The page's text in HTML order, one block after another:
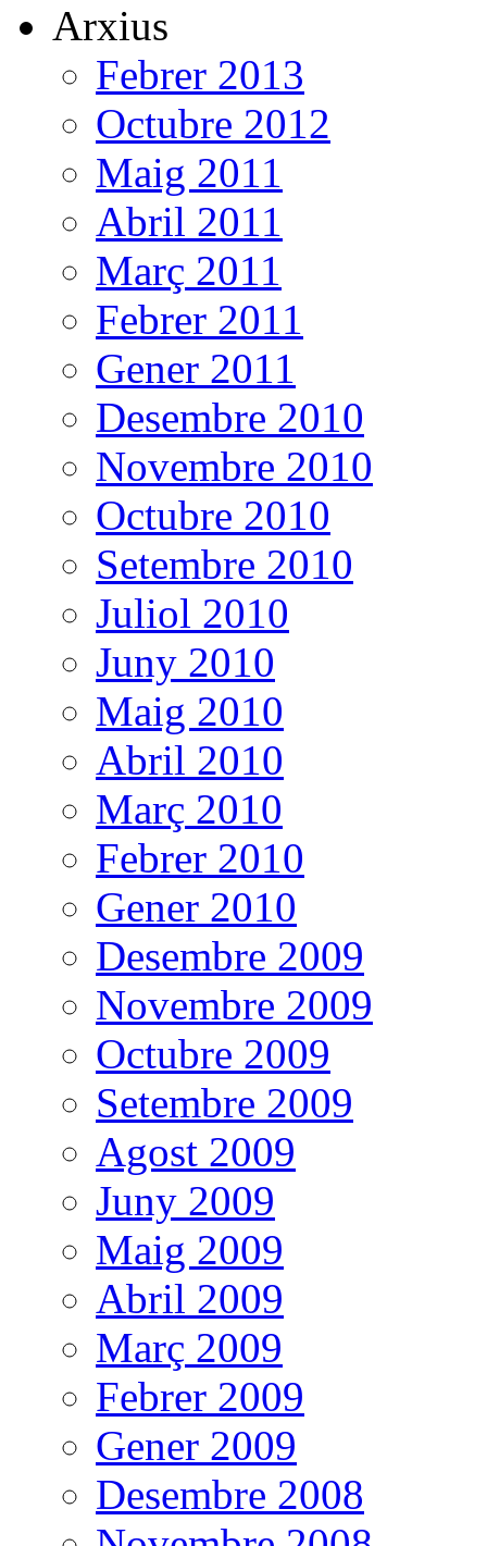
Arxius
Febrer 2013
Octubre 2012
Maig 2011
Abril 2011
Març 2011
Febrer 2011
Gener 2011
Desembre 2010
Novembre 2010
Octubre 2010
Setembre 2010
Juliol 2010
Juny 2010
Maig 2010
Abril 2010
Març 2010
Febrer 2010
Gener 2010
Desembre 2009
Novembre 2009
Octubre 2009
Setembre 2009
Agost 2009
Juny 2009
Maig 2009
Abril 2009
Març 2009
Febrer 2009
Gener 2009
Desembre 2008